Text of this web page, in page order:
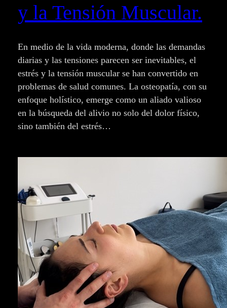
y la Tensión Muscular.
En medio de la vida moderna, donde las demandas
diarias y las tensiones parecen ser inevitables, el
estrés y la tensión muscular se han convertido en
problemas de salud comunes. La osteopatía, con su
enfoque holístico, emerge como un aliado valioso
en la búsqueda del alivio no solo del dolor físico,
sino también del estrés…